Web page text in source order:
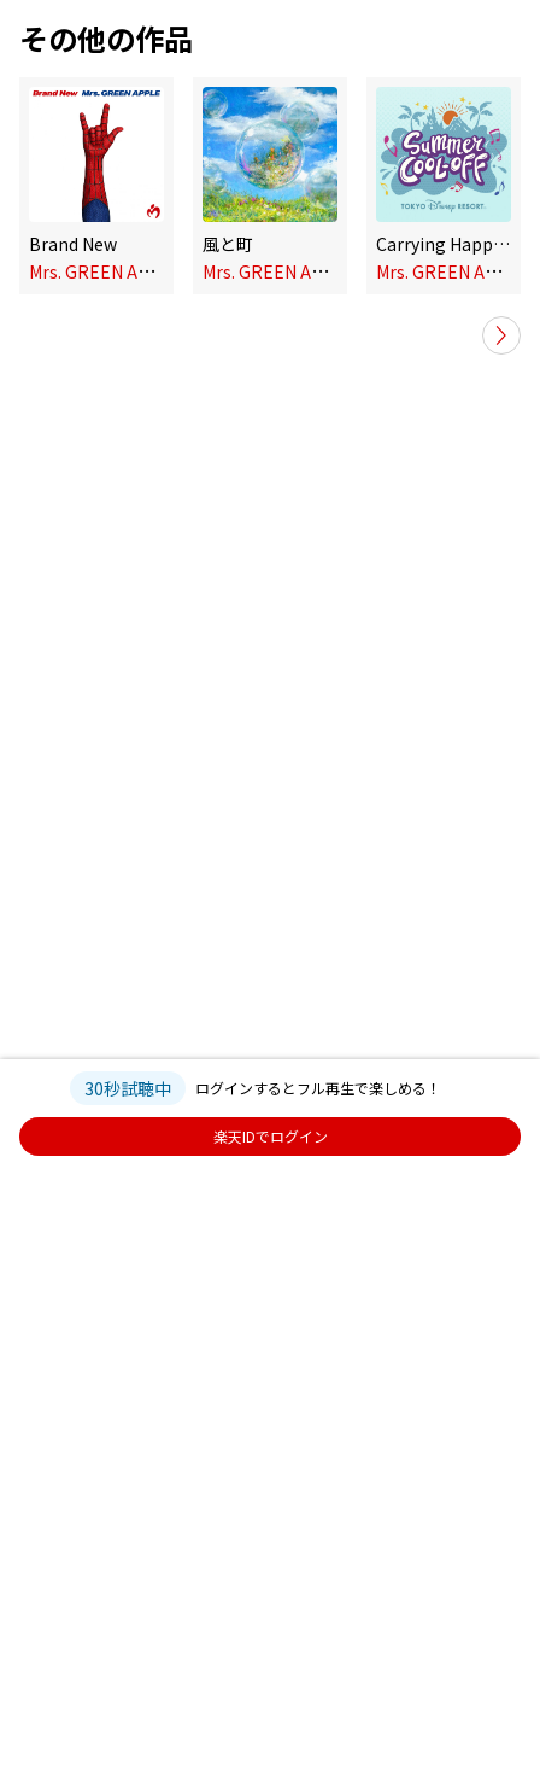
その他の作品
Brand New
M
rs. GREEN APPLE
風と町
M
rs. GREEN APPLE
Carrying Happiness (Tokyo Disney Resort Version)
M
rs. GREEN APPLE
30秒試聴中 ログインするとフル再生で楽しめる！
楽天IDでログイン